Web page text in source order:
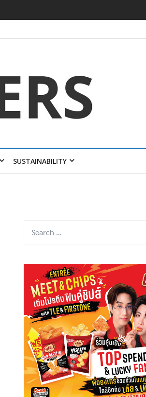
SUSTAINABILITY